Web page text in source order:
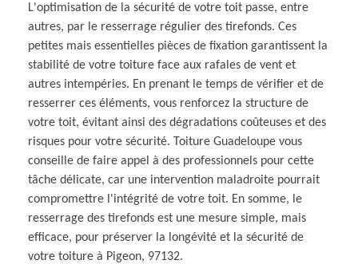
L'optimisation de la sécurité de votre toit passe, entre
autres, par le resserrage régulier des tirefonds. Ces
petites mais essentielles pièces de fixation garantissent la
stabilité de votre toiture face aux rafales de vent et
autres intempéries. En prenant le temps de vérifier et de
resserrer ces éléments, vous renforcez la structure de
votre toit, évitant ainsi des dégradations coûteuses et des
risques pour votre sécurité. Toiture Guadeloupe vous
conseille de faire appel à des professionnels pour cette
tâche délicate, car une intervention maladroite pourrait
compromettre l'intégrité de votre toit. En somme, le
resserrage des tirefonds est une mesure simple, mais
efficace, pour préserver la longévité et la sécurité de
votre toiture à Pigeon, 97132.